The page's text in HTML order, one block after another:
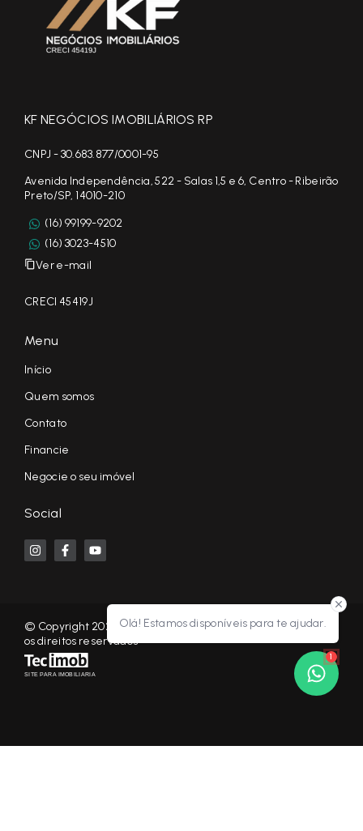
Olá! Estamos disponíveis para te ajudar.
1
KF NEGÓCIOS IMOBILIÁRIOS RP
CNPJ - 30.683.877/0001-95
Avenida Independência, 522 - Salas 1,5 e 6, Centro - Ribeirão
Preto/SP, 14010-210
(16) 99199-9202
(16) 3023-4510
Ver e-mail
CRECI 45419J
Menu
Início
Quem somos
Contato
Financie
Negocie o seu imóvel
Social
© Copyright 2026 - KF NEGÓCIOS IMOBILIÁRIOS RP - Todos
os direitos reservados
SITE PARA IMOBILIARIA